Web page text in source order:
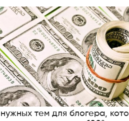
нужных тем для блогера,